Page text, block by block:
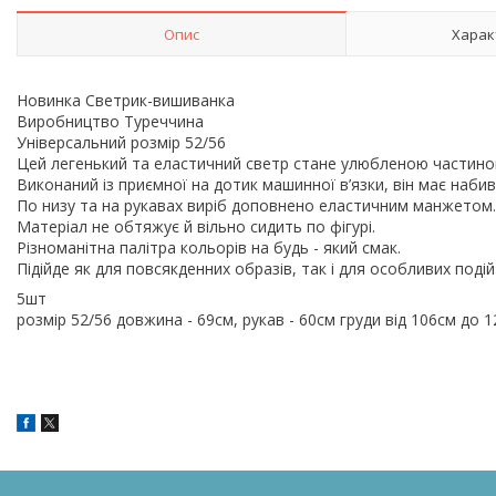
Опис
Новинка Светрик-вишиванка
Виробництво Туреччина
Універсальний розмір 52/56
Цей легенький та еластичний светр стане улюбленою
Виконаний із приємної на дотик машинної в’язки, він має
По низу та на рукавах виріб доповнено еластичним
Матеріал не обтяжує й вільно сидить по фігурі.
Різноманітна палітра кольорів на будь - який смак.
Підійде як для повсякденних образів, так і для особливих
5шт
розмір 52/56 довжина - 69см, рукав - 60см груди від 106см до